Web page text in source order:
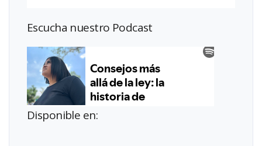
Escucha nuestro Podcast
Disponible en: